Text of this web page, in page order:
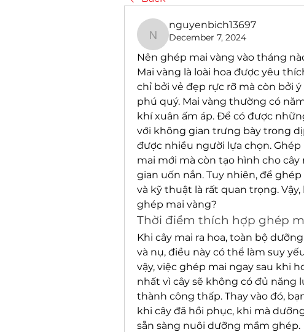
nguyenbich13697
nguyenbich13697
December 7, 2024
Nên ghép mai vàng vào tháng
Mai vàng là loài hoa được yêu
chỉ bởi vẻ đẹp rực rỡ mà còn bởi
phú quý. Mai vàng thường có
khí xuân ấm áp. Để có được
với không gian trưng bày trong
được nhiều người lựa chọn.
mai mới mà còn tạo hình cho
gian uốn nắn. Tuy nhiên, để
và kỹ thuật là rất quan trọng.
ghép mai vàng?
Thời điểm thích hợp ghép
Khi cây mai ra hoa, toàn bộ
và nụ, điều này có thể làm suy
vậy, việc ghép mai ngay sau khi
nhất vì cây sẽ không có đủ năng
thành công thấp. Thay vào đó,
khi cây đã hồi phục, khi mà
sẵn sàng nuôi dưỡng mầm ghép.